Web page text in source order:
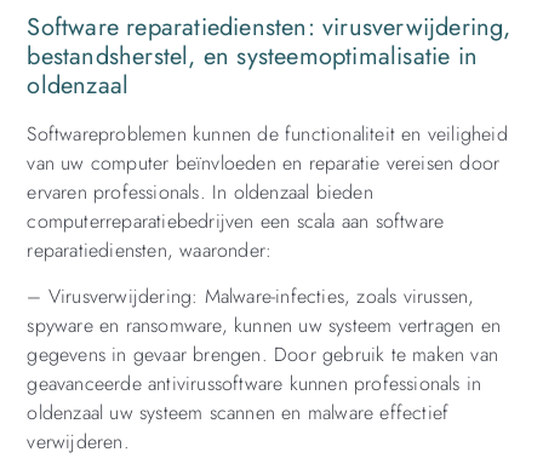
Software reparatiediensten: virusverwijdering,
bestandsherstel, en systeemoptimalisatie in
oldenzaal
Softwareproblemen kunnen de functionaliteit en veiligheid
van uw computer beïnvloeden en reparatie vereisen door
ervaren professionals. In oldenzaal bieden
computerreparatiebedrijven een scala aan software
reparatiediensten, waaronder:
– Virusverwijdering: Malware-infecties, zoals virussen,
spyware en ransomware, kunnen uw systeem vertragen en
gegevens in gevaar brengen. Door gebruik te maken van
geavanceerde antivirussoftware kunnen professionals in
oldenzaal uw systeem scannen en malware effectief
verwijderen.